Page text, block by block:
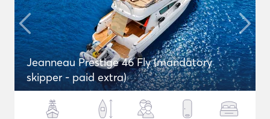
Jeanneau Prestige 46 Fly (mandatory
skipper - paid extra)